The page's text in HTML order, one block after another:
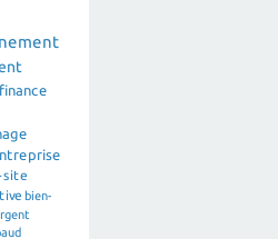
finance
site
bien-